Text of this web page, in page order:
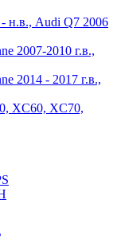
н.в., Audi Q7 2006
2007-2010 г.в.,
2014 - 2017 г.в.,
XC60, XC70,